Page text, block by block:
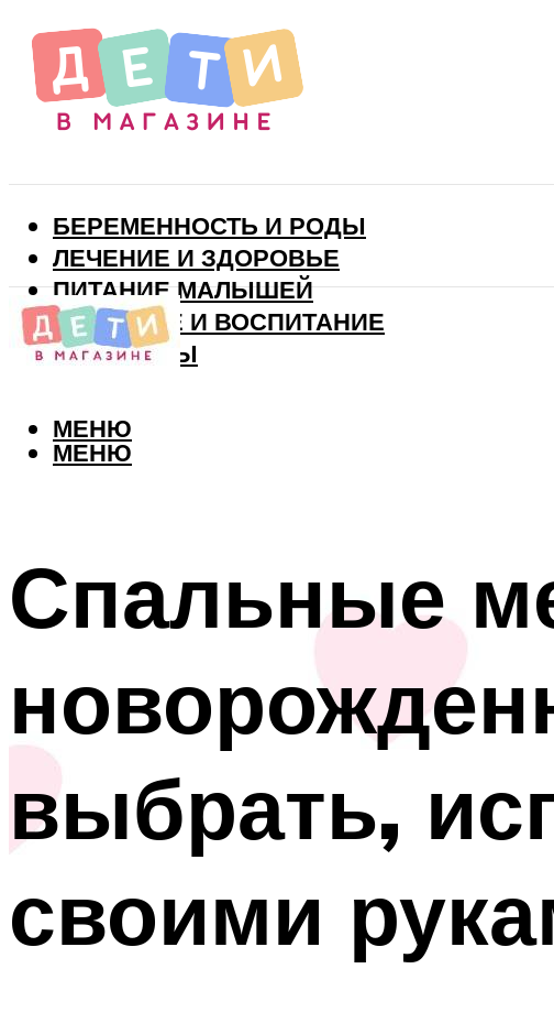
БЕРЕМЕННОСТЬ И РОДЫ
ЛЕЧЕНИЕ И ЗДОРОВЬЕ
ПИТАНИЕ МАЛЫШЕЙ
РАЗВИТИЕ И ВОСПИТАНИЕ
ВИТАМИНЫ
МЕНЮ
МЕНЮ
Спальные
выбрать,
своими